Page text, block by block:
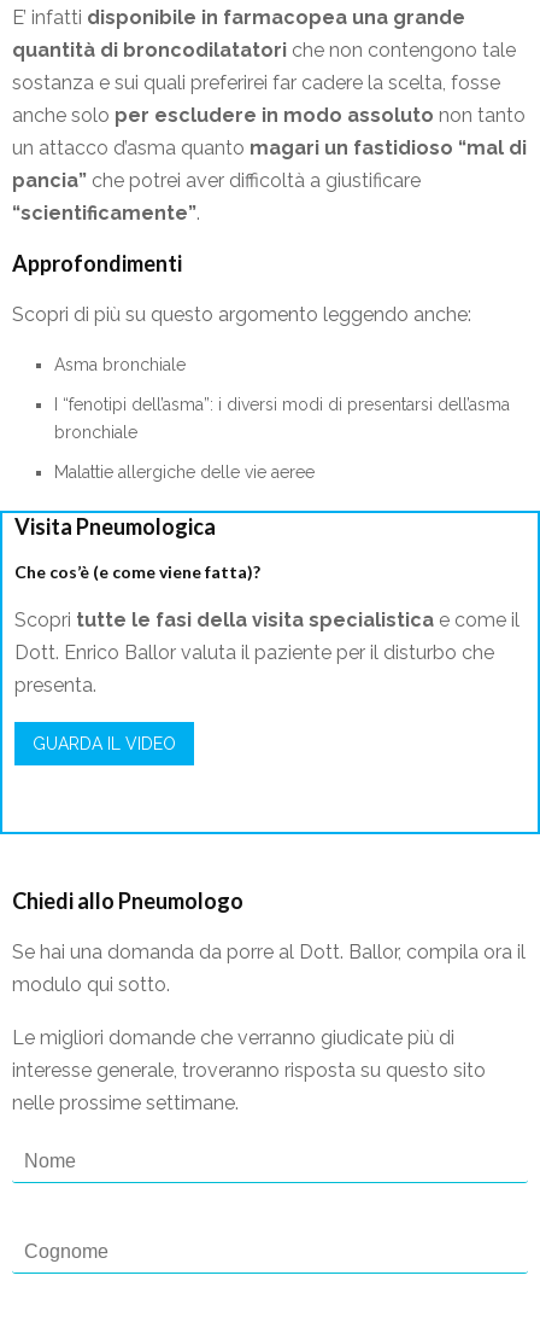
E’ infatti disponibile in farmacopea una grande
quantità di broncodilatatori che non contengono tale
sostanza e sui quali preferirei far cadere la scelta, fosse
anche solo per escludere in modo assoluto non tanto
un attacco d’asma quanto magari un fastidioso “mal di
pancia” che potrei aver difficoltà a giustificare
“scientificamente”.
Approfondimenti
Scopri di più su questo argomento leggendo anche:
Asma bronchiale
I “fenotipi dell’asma”: i diversi modi di presentarsi dell’asma
bronchiale
Malattie allergiche delle vie aeree
Visita Pneumologica
Che cos’è (e come viene fatta)?
Scopri tutte le fasi della visita specialistica e come il
Dott. Enrico Ballor valuta il paziente per il disturbo che
presenta.
GUARDA IL VIDEO
Chiedi allo Pneumologo
Se hai una domanda da porre al Dott. Ballor, compila ora il
modulo qui sotto.
Le migliori domande che verranno giudicate più di
interesse generale, troveranno risposta su questo sito
nelle prossime settimane.